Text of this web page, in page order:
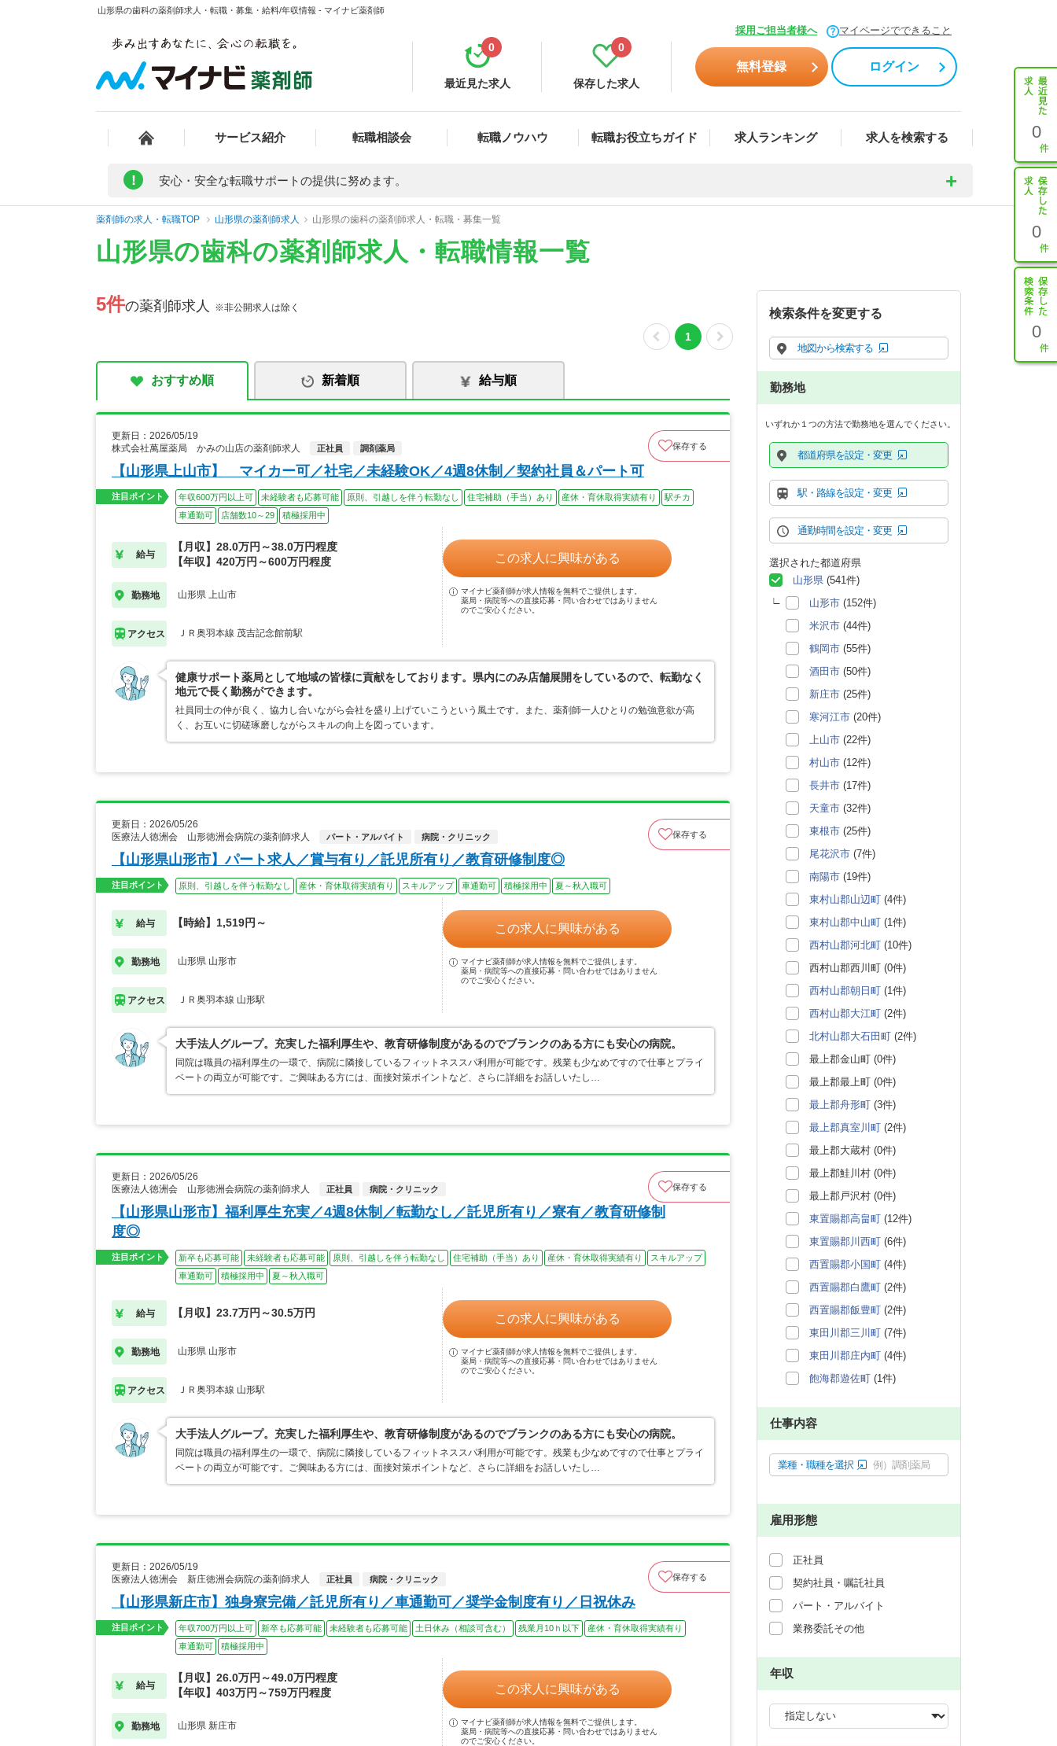
山形県の歯科の薬剤師求人・転職・募集・給料/年収情報 - マイナビ薬剤師
採用ご担当者様へ マイページでできること
最近見た求人
0
保存した求人
0
無料登録 ログイン
サービス紹介 転職相談会 転職ノウハウ 転職お役立ちガイド 求人ランキング 求人を検索する 0
0
0
! 安心・安全な転職サポートの提供に努めます。
薬剤師の求人・転職TOP 山形県の薬剤師求人 山形県の歯科の薬剤師求人・転職・募集一覧
山形県の歯科の薬剤師求人・転職情報一覧
5件の薬剤師求人 ※非公開求人は除く
1
おすすめ順 新着順 給与順
更新日：2026/05/19
株式会社萬屋薬局 かみの山店の薬剤師求人
正社員 調剤薬局 保存する
【山形県上山市】 マイカー可／社宅／未経験OK／4週8休制／契約社員＆パート可
注目ポイント 年収600万円以上可 未経験者も応募可能 原則、引越しを伴う転勤なし 住宅補助（手当）あり 産休・育休取得実績有り
駅チカ
車通勤可
店舗数10～29 積極採用中
給与
【月収】28.0万円～38.0万円程度
【年収】420万円～600万円程度
勤務地 山形県 上山市
アクセス ＪＲ奥羽本線 茂吉記念館前駅
この求人に興味がある
マイナビ薬剤師が求人情報を無料でご提供します。
薬局・病院等への直接応募・問い合わせではありません
のでご安心ください。
健康サポート薬局として地域の皆様に貢献をしております。県内にのみ店舗展開をしているので、転勤なく
地元で長く勤務ができます。
社員同士の仲が良く、協力し合いながら会社を盛り上げていこうという風土です。また、薬剤師一人ひとりの勉強意欲が高
く、お互いに切磋琢磨しながらスキルの向上を図っています。
更新日：2026/05/26
医療法人徳洲会 山形徳洲会病院の薬剤師求人
パート・アルバイト 病院・クリニック 保存する
【山形県山形市】パート求人／賞与有り／託児所有り／教育研修制度◎
注目ポイント 原則、引越しを伴う転勤なし 産休・育休取得実績有り スキルアップ 車通勤可 積極採用中 夏～秋入職可
給与 【時給】1,519円～
勤務地 山形県 山形市
アクセス ＪＲ奥羽本線 山形駅
この求人に興味がある
マイナビ薬剤師が求人情報を無料でご提供します。
薬局・病院等への直接応募・問い合わせではありません
のでご安心ください。
大手法人グループ。充実した福利厚生や、教育研修制度があるのでブランクのある方にも安心の病院。
同院は職員の福利厚生の一環で、病院に隣接しているフィットネススパ利用が可能です。残業も少なめですので仕事とプライ
ベートの両立が可能です。ご興味ある方には、面接対策ポイントなど、さらに詳細をお話しいたし…
更新日：2026/05/26
医療法人徳洲会 山形徳洲会病院の薬剤師求人
正社員 病院・クリニック 保存する
【山形県山形市】福利厚生充実／4週8休制／転勤なし／託児所有り／寮有／教育研修制
度◎
注目ポイント 新卒も応募可能 未経験者も応募可能 原則、引越しを伴う転勤なし 住宅補助（手当）あり 産休・育休取得実績有り
スキルアップ
車通勤可
積極採用中 夏～秋入職可
給与 【月収】23.7万円～30.5万円
勤務地 山形県 山形市
アクセス ＪＲ奥羽本線 山形駅
この求人に興味がある
マイナビ薬剤師が求人情報を無料でご提供します。
薬局・病院等への直接応募・問い合わせではありません
のでご安心ください。
大手法人グループ。充実した福利厚生や、教育研修制度があるのでブランクのある方にも安心の病院。
同院は職員の福利厚生の一環で、病院に隣接しているフィットネススパ利用が可能です。残業も少なめですので仕事とプライ
ベートの両立が可能です。ご興味ある方には、面接対策ポイントなど、さらに詳細をお話しいたし…
更新日：2026/05/19
医療法人徳洲会 新庄徳洲会病院の薬剤師求人
正社員 病院・クリニック 保存する
【山形県新庄市】独身寮完備／託児所有り／車通勤可／奨学金制度有り／日祝休み
注目ポイント 年収700万円以上可 新卒も応募可能 未経験者も応募可能 土日休み（相談可含む） 残業月10ｈ以下
産休・育休取得実績有り
車通勤可
積極採用中
給与
【月収】26.0万円～49.0万円程度
【年収】403万円～759万円程度
勤務地 山形県 新庄市
この求人に興味がある
マイナビ薬剤師が求人情報を無料でご提供します。
薬局・病院等への直接応募・問い合わせではありません
のでご安心ください。
検索条件を変更する
地図から検索する
勤務地
いずれか１つの方法で勤務地を選んでください。
都道府県を設定・変更
駅・路線を設定・変更
通勤時間を設定・変更
選択された都道府県
山形県 (541件)
山形市 (152件)
米沢市 (44件)
鶴岡市 (55件)
酒田市 (50件)
新庄市 (25件)
寒河江市 (20件)
上山市 (22件)
村山市 (12件)
長井市 (17件)
天童市 (32件)
東根市 (25件)
尾花沢市 (7件)
南陽市 (19件)
東村山郡山辺町 (4件)
東村山郡中山町 (1件)
西村山郡河北町 (10件)
西村山郡西川町 (0件)
西村山郡朝日町 (1件)
西村山郡大江町 (2件)
北村山郡大石田町 (2件)
最上郡金山町 (0件)
最上郡最上町 (0件)
最上郡舟形町 (3件)
最上郡真室川町 (2件)
最上郡大蔵村 (0件)
最上郡鮭川村 (0件)
最上郡戸沢村 (0件)
東置賜郡高畠町 (12件)
東置賜郡川西町 (6件)
西置賜郡小国町 (4件)
西置賜郡白鷹町 (2件)
西置賜郡飯豊町 (2件)
東田川郡三川町 (7件)
東田川郡庄内町 (4件)
飽海郡遊佐町 (1件)
仕事内容
業種・職種を選択 例）調剤薬局
雇用形態
正社員
契約社員・嘱託社員
パート・アルバイト
業務委託その他
年収